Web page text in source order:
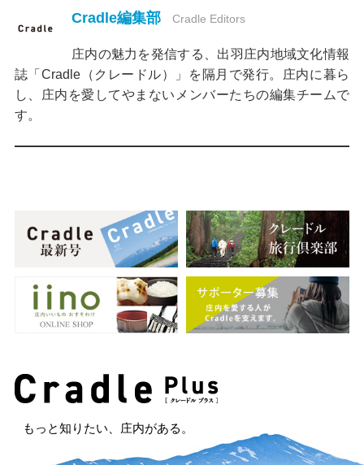
Cradle編集部 Cradle Editors
庄内の魅力を発信する、出羽庄内地域文化情報
誌「Cradle（クレードル）」を隔月で発行。庄内に暮ら
し、庄内を愛してやまないメンバーたちの編集チームで
す。
もっと知りたい、庄内がある。